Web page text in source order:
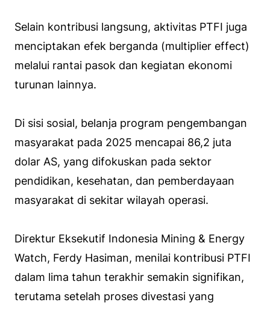
Selain kontribusi langsung, aktivitas PTFI juga
menciptakan efek berganda (multiplier effect)
melalui rantai pasok dan kegiatan ekonomi
turunan lainnya.
Di sisi sosial, belanja program pengembangan
masyarakat pada 2025 mencapai 86,2 juta
dolar AS, yang difokuskan pada sektor
pendidikan, kesehatan, dan pemberdayaan
masyarakat di sekitar wilayah operasi.
Direktur Eksekutif Indonesia Mining & Energy
Watch, Ferdy Hasiman, menilai kontribusi PTFI
dalam lima tahun terakhir semakin signifikan,
terutama setelah proses divestasi yang